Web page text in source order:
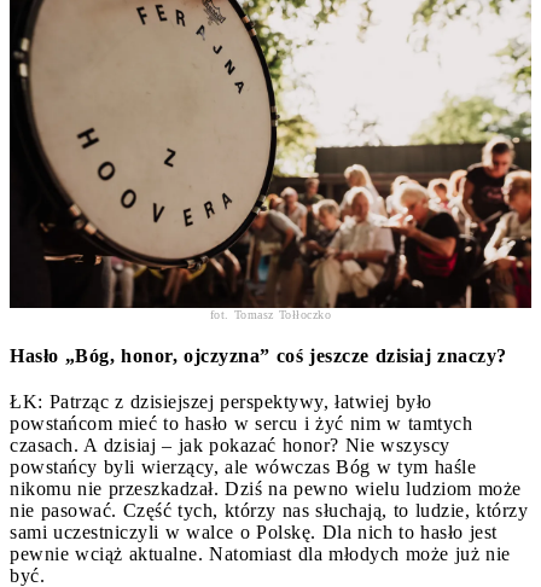
fot. Tomasz Tołłoczko
Hasło „Bóg, honor, ojczyzna” coś jeszcze dzisiaj znaczy?
ŁK: Patrząc z dzisiejszej perspektywy, łatwiej było
powstańcom mieć to hasło w sercu i żyć nim w tamtych
czasach. A dzisiaj – jak pokazać honor? Nie wszyscy
powstańcy byli wierzący, ale wówczas Bóg w tym haśle
nikomu nie przeszkadzał. Dziś na pewno wielu ludziom może
nie pasować. Część tych, którzy nas słuchają, to ludzie, którzy
sami uczestniczyli w walce o Polskę. Dla nich to hasło jest
pewnie wciąż aktualne. Natomiast dla młodych może już nie
być.